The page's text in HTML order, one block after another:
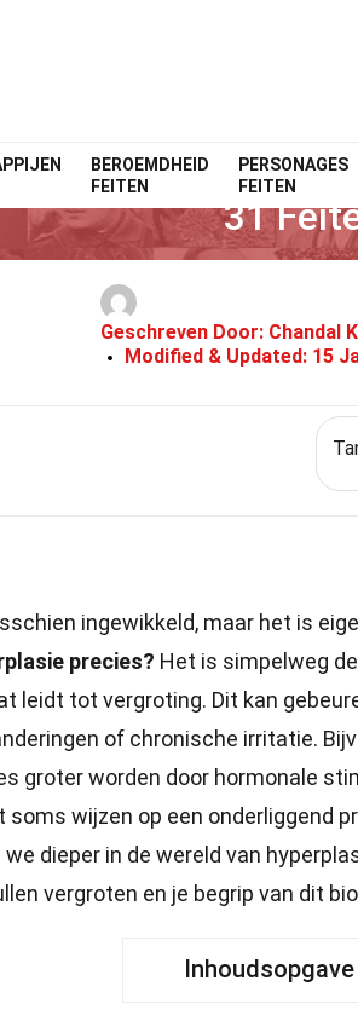
BEROEMDHEID
FEITEN
PERSONAGES
FEITEN
Home
31
Geschreven Door: Chandal
Modified & Updated: 15
ingewikkeld, maar het is
precies? Het is simpelweg
leidt tot vergroting. Dit kan
of chronische irritatie.
groter worden door hormonale
soms wijzen op een onderliggend
dieper in de wereld van
vergroten en je begrip van dit
Inhoudsopgave